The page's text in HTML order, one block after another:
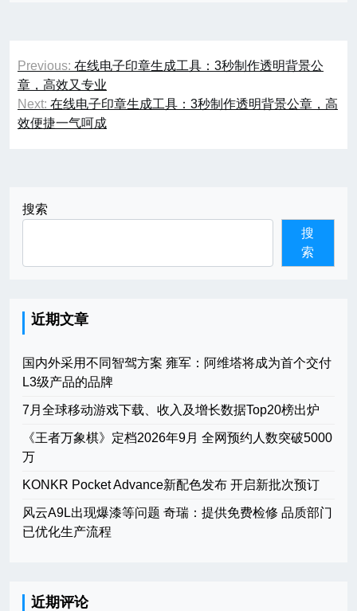
文
章
导
Previous: 在线电子印章生成工具：3秒制作透明背景公
章，高效又专业
Next: 在线电子印章生成工具：3秒制作透明背景公章，高
效便捷一气呵成
搜索
搜
索
近期文章
国内外采用不同智驾方案 雍军：阿维塔将成为首个交付
L3级产品的品牌
7月全球移动游戏下载、收入及增长数据Top20榜出炉
《王者万象棋》定档2026年9月 全网预约人数突破5000
万
KONKR Pocket Advance新配色发布 开启新批次预订
风云A9L出现爆漆等问题 奇瑞：提供免费检修 品质部门
已优化生产流程
近期评论